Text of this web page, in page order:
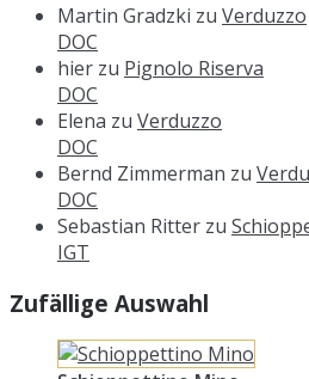
Martin Gradzki zu Verduzzo
DOC
hier zu Pignolo Riserva
DOC
Elena zu Verduzzo
DOC
Bernd Zimmerman zu
DOC
Sebastian Ritter zu
IGT
Zufällige Auswahl